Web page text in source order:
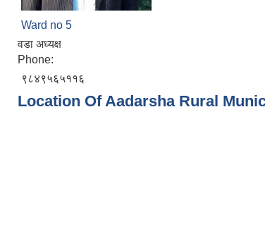
Ward no 5
वडा अध्यक्ष
Phone:
९८४९५६५११६
Location Of Aadarsha Rural